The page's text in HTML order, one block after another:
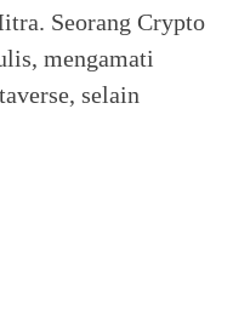
Seorang Crypto
mengamati
selain